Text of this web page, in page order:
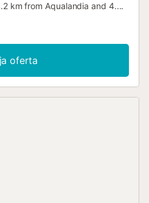
km from Aqualandia and 4....
oferta